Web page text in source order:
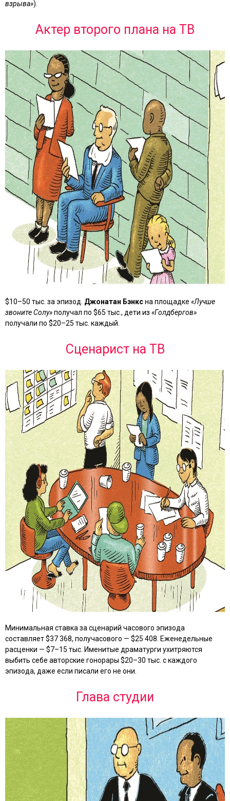
взрыва»).
Актер второго плана на ТВ
$10–50 тыс. за эпизод. Джонатан Бэнксна площадке «Лучше
звоните Солу»получал по $65 тыс., дети из «Голдбергов»
получали по $20–25 тыс. каждый.
Сценарист на ТВ
Минимальная ставка за сценарий часового эпизода
составляет $37 368, получасового — $25 408. Еженедельные
расценки — $7–15 тыс. Именитые драматурги ухитряются
выбить себе авторские гонорары $20–30 тыс. с каждого
эпизода, даже если писали его не они.
Глава студии